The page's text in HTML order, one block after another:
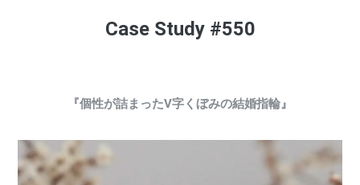
Case Study #550
『個性が詰まったV字くぼみの結婚指輪』